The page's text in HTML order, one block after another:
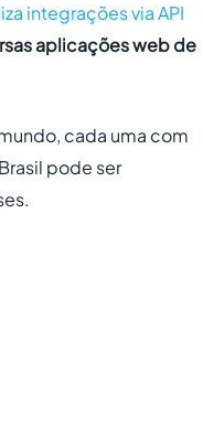
integrações viaAPI
aplicações web de
cada uma com
pode ser